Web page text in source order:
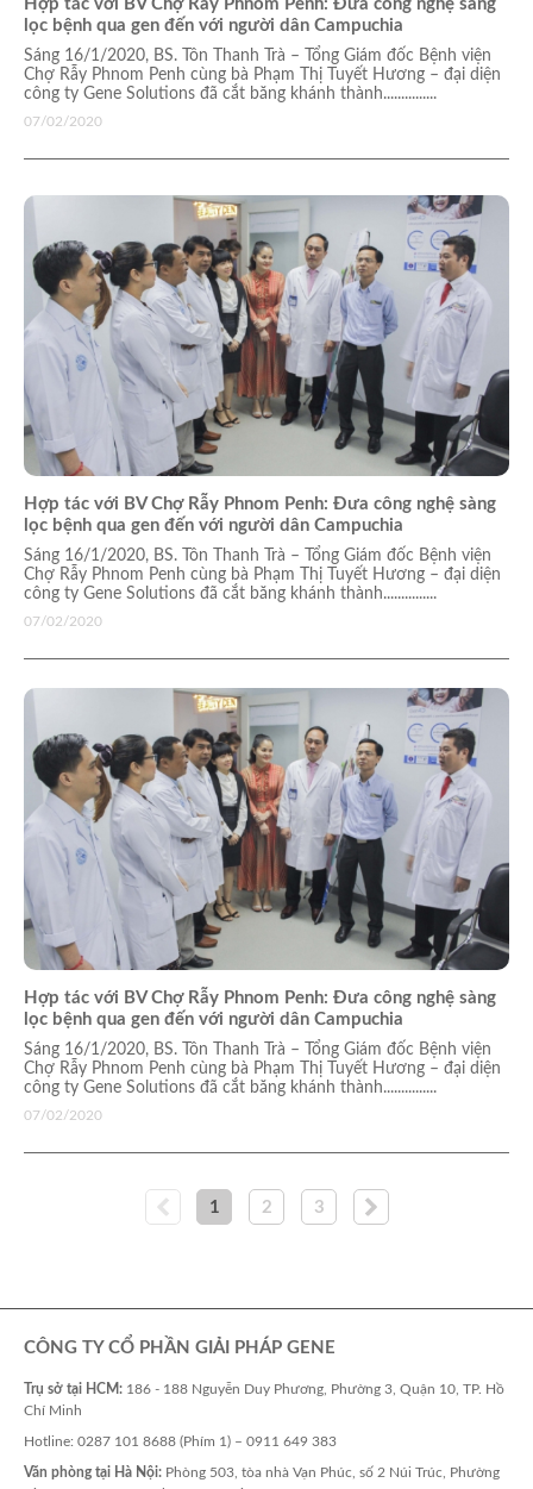
Hợp tác với BV Chợ Rẫy Phnom Penh: Đưa công nghệ sàng
lọc bệnh qua gen đến với người dân Campuchia
Sáng 16/1/2020, BS. Tôn Thanh Trà – Tổng Giám đốc Bệnh viện
Chợ Rẫy Phnom Penh cùng bà Phạm Thị Tuyết Hương – đại diện
công ty Gene Solutions đã cắt băng khánh thành...............
07/02/2020
Hợp tác với BV Chợ Rẫy Phnom Penh: Đưa công nghệ sàng
lọc bệnh qua gen đến với người dân Campuchia
Sáng 16/1/2020, BS. Tôn Thanh Trà – Tổng Giám đốc Bệnh viện
Chợ Rẫy Phnom Penh cùng bà Phạm Thị Tuyết Hương – đại diện
công ty Gene Solutions đã cắt băng khánh thành...............
07/02/2020
Hợp tác với BV Chợ Rẫy Phnom Penh: Đưa công nghệ sàng
lọc bệnh qua gen đến với người dân Campuchia
Sáng 16/1/2020, BS. Tôn Thanh Trà – Tổng Giám đốc Bệnh viện
Chợ Rẫy Phnom Penh cùng bà Phạm Thị Tuyết Hương – đại diện
công ty Gene Solutions đã cắt băng khánh thành...............
07/02/2020
1 2 3
CÔNG TY CỔ PHẦN GIẢI PHÁP GENE
Trụ sở tại HCM: 186 - 188 Nguyễn Duy Phương, Phường 3, Quận 10, TP. Hồ
Chí Minh
Hotline: 0287 101 8688 (Phím 1) – 0911 649 383
Văn phòng tại Hà Nội: Phòng 503, tòa nhà Vạn Phúc, số 2 Núi Trúc, Phường